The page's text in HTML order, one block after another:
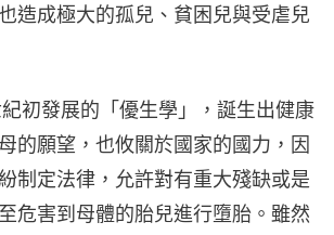
造成極大的孤兒、貧困兒與受虐兒
初發展的「優生學」，誕生出健康
的願望，也攸關於國家的國力，因
制定法律，允許對有重大殘缺或是
危害到母體的胎兒進行墮胎。雖然